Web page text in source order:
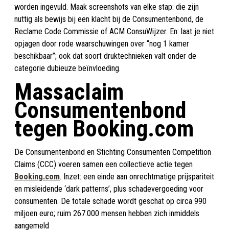
worden ingevuld. Maak screenshots van elke stap: die zijn
nuttig als bewijs bij een klacht bij de Consumentenbond, de
Reclame Code Commissie of ACM ConsuWijzer. En: laat je niet
opjagen door rode waarschuwingen over “nog 1 kamer
beschikbaar”; ook dat soort druktechnieken valt onder de
categorie dubieuze beïnvloeding.
Massaclaim
Consumentenbond
tegen Booking.com
De Consumentenbond en Stichting Consumenten Competition
Claims (CCC) voeren samen een collectieve actie tegen
Booking.com. Inzet: een einde aan onrechtmatige prijspariteit
en misleidende ‘dark patterns’, plus schadevergoeding voor
consumenten. De totale schade wordt geschat op circa 990
miljoen euro; ruim 267.000 mensen hebben zich inmiddels
aangemeld